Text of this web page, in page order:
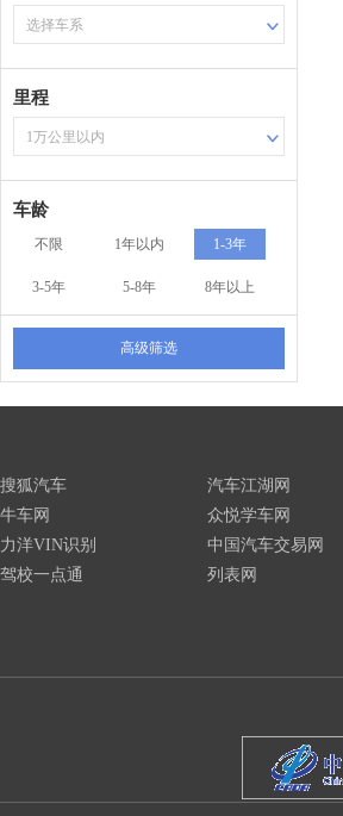
选择车系
里程
1万公里以内
车龄
不限 1年以内 1-3年
3-5年 5-8年 8年以上
高级筛选
搜狐汽车
牛车网
力洋VIN识别
驾校一点通
汽车江湖网
众悦学车网
中国汽车交易网
列表网